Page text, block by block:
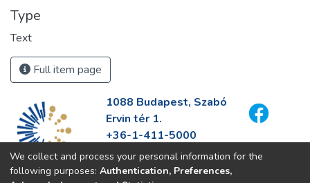
Type
Text
Full item page
1088 Budapest, Szabó
Ervin tér 1.
+36-1-411-5000
info@fszek.hu
https://fszek.hu
We collect and process your personal information for the
following purposes: Authentication, Preferences,